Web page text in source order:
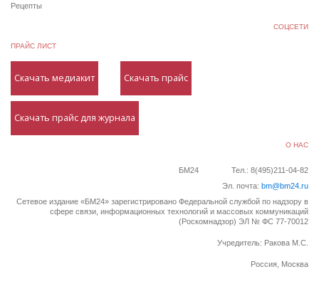
Рецепты
СОЦСЕТИ
ПРАЙС ЛИСТ
Скачать медиакит Скачать прайс
Скачать прайс для журнала
О НАС
БМ24
Тел.: 8(495)211-04-82
Эл. почта: bm@bm24.ru
Сетевое издание «БМ24» зарегистрировано Федеральной службой по надзору в
сфере связи, информационных технологий и массовых коммуникаций
(Роскомнадзор) ЭЛ № ФС 77-70012
Учредитель: Ракова М.С.
Россия, Москва